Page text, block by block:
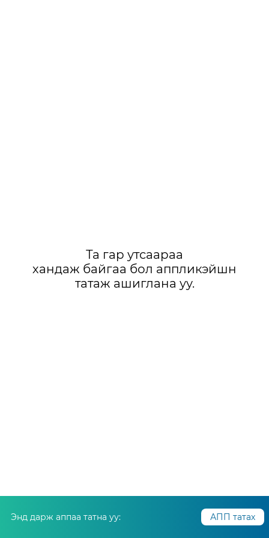
Та гар утсаараа
хандаж байгаа бол аппликэйшн
татаж ашиглана уу.
Энд дарж аппаа татна уу: АПП татах